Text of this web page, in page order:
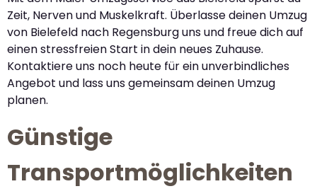
Zeit, Nerven und Muskelkraft. Überlasse deinen Umzug
von Bielefeld nach Regensburg uns und freue dich auf
einen stressfreien Start in dein neues Zuhause.
Kontaktiere uns noch heute für ein unverbindliches
Angebot und lass uns gemeinsam deinen Umzug
planen.
Günstige
Transportmöglichkeiten